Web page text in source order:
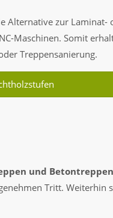
Alternative zur Laminat-
Maschinen. Somit
Treppensanierung.
und Betontreppen
Tritt. Weiterhin